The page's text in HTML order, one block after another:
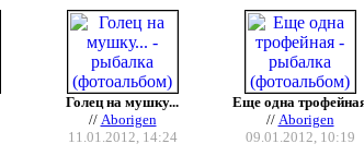
Голец на мушку...
// Aborigen
11.01.2012, 14:24
Еще одна
// Aborigen
09.01.2012, 10:19